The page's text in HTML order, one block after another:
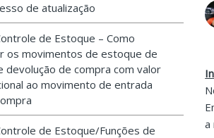
de atualização
de Estoque – Como
os movimentos de estoque de
devolução de compra com valor
ao movimento de entrada
de Estoque/Funções de
a